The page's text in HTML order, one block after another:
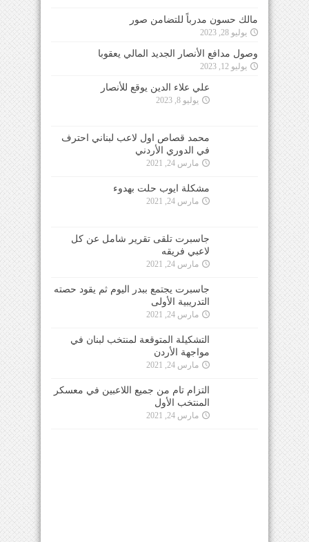
مالك حسون مدرباً للتضامن صور
يوليو 28, 2023
وصول مدافع الأنصار الجديد المالي يعقوبا
يوليو 12, 2023
علي علاء الدين يوقع للأنصار
يوليو 8, 2023
محمد قصاص اول لاعب لبناني احترف
في الدوري الأردني
مارس 24, 2021
مشكلة ايوب حلت بهدوء
مارس 24, 2021
جاسبرت تلقى تقرير شامل عن كل
لاعبي فريقه
مارس 24, 2021
جاسبرت يجتمع ببدر اليوم ثم يقود حصته
التدريبية الأولى
مارس 24, 2021
التشكيلة المتوقعة لمنتخب لبنان في
مواجهة الأردن
مارس 24, 2021
التزام تام من جميع اللاعبين في معسكر
المنتخب الأول
مارس 24, 2021